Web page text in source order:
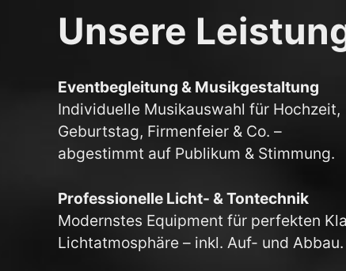
Unsere
Eventbegleitung & Musikgestaltung
Individuelle Musikauswahl für Hochzeit,
Geburtstag, Firmenfeier & Co. –
abgestimmt auf Publikum & Stimmung.
Professionelle Licht- & Tontechnik
Modernstes Equipment für perfekten
Lichtatmosphäre – inkl. Auf- und Abbau.